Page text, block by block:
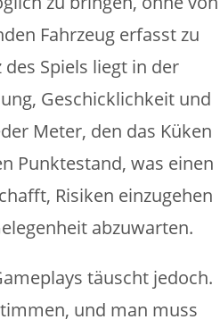
Fahrzeug erfasst zu
Spiels liegt in der
Geschicklichkeit und
Meter, den das Küken
Punktestand, was einen
Risiken einzugehen
abzuwarten.
täuscht jedoch.
und man muss